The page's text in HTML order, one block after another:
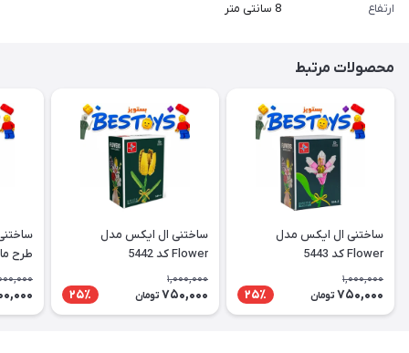
ارتفاع 8 سانتی متر
محصولات مرتبط
ساختنی ال ایکس مدل
Flower کد 5443
1,000,000
750,000 تومان 25٪
ساختنی ال ایکس مدل
Flower کد 5442
1,000,000
750,000 تومان 25٪
طرح